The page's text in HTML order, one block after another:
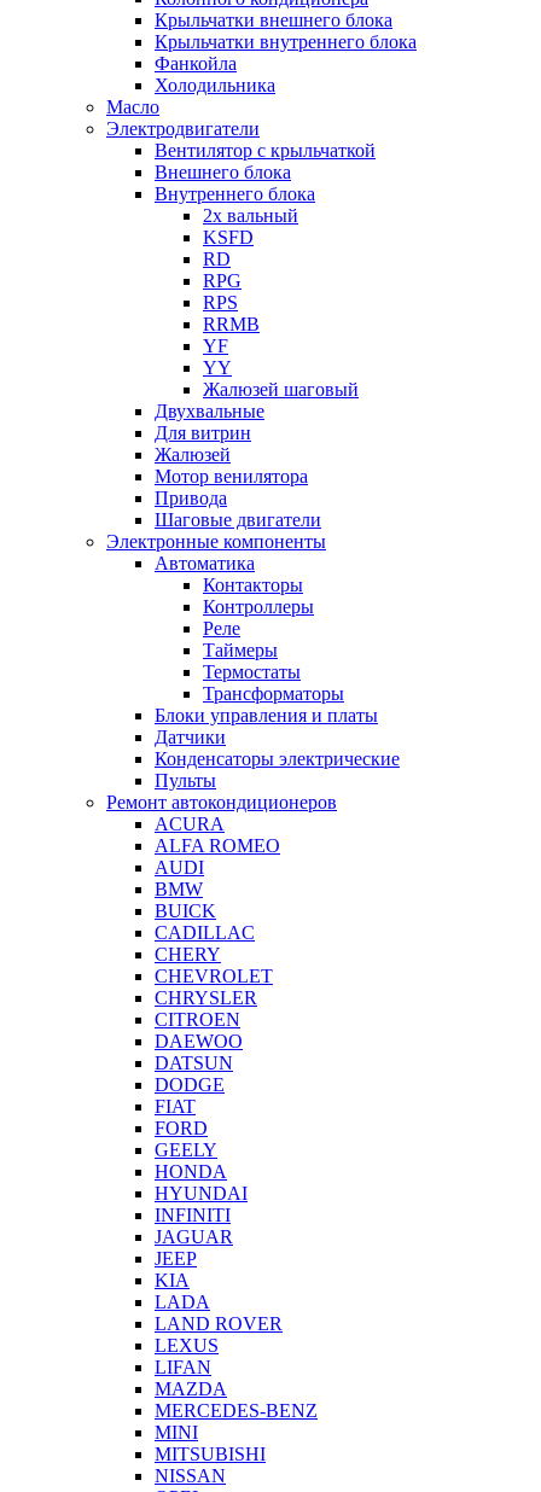
Крыльчатки внешнего блока
Крыльчатки внутреннего блока
Фанкойла
Холодильника
Масло
Электродвигатели
Вентилятор с крыльчаткой
Внешнего блока
Внутреннего блока
2х вальный
KSFD
RD
RPG
RPS
RRMB
YF
YY
Жалюзей шаговый
Двухвальные
Для витрин
Жалюзей
Мотор венилятора
Привода
Шаговые двигатели
Электронные компоненты
Автоматика
Контакторы
Контроллеры
Реле
Таймеры
Термостаты
Трансформаторы
Блоки управления и платы
Датчики
Конденсаторы электрические
Пульты
Ремонт автокондиционеров
ACURA
ALFA ROMEO
AUDI
BMW
BUICK
CADILLAC
CHERY
CHEVROLET
CHRYSLER
CITROEN
DAEWOO
DATSUN
DODGE
FIAT
FORD
GEELY
HONDA
HYUNDAI
INFINITI
JAGUAR
JEEP
KIA
LADA
LAND ROVER
LEXUS
LIFAN
MAZDA
MERCEDES-BENZ
MINI
MITSUBISHI
NISSAN